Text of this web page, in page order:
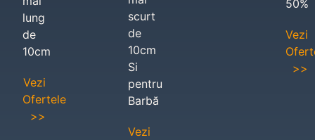
lung
de
10cm
Vezi
Ofertele
>>
scurt
de
10cm
Si
pentru
Barbă
Vezi
50%
Vezi
>>